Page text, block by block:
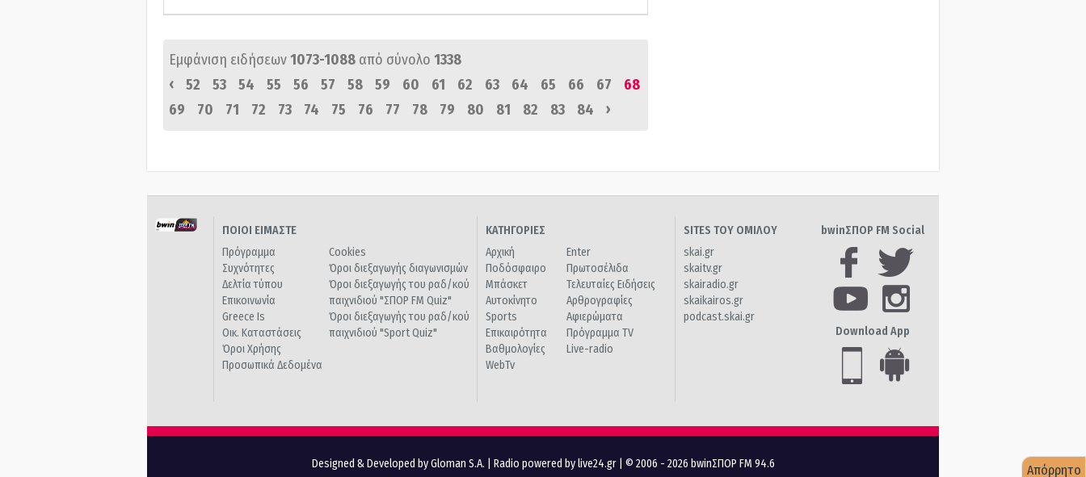
Εμφάνιση ειδήσεων1073-1088 από σύνολο 1338
‹
52 53 54 55 56 57 58 59 60 61 62 63 64 65 66 67
68
69
70 71 72 73 74 75 76 77 78 79 80 81 82 83 84 ›
ΠΟΙΟΙ ΕΙΜΑΣΤΕ
Πρόγραμμα
Συχνότητες
Δελτία τύπου
Επικοινωνία
Greece Is
Οικ. Καταστάσεις
Όροι Χρήσης
Προσωπικά Δεδομένα
Cookies
Όροι διεξαγωγής διαγωνισμών
Όροι διεξαγωγής του ραδ/κού
παιχνιδιού "ΣΠΟΡ FM Quiz"
Όροι διεξαγωγής του ραδ/κού
παιχνιδιού "Sport Quiz"
ΚΑΤΗΓΟΡΙΕΣ
Αρχική
Ποδόσφαιρο
Μπάσκετ
Αυτοκίνητο
Sports
Επικαιρότητα
Βαθμολογίες
WebTv
Enter
Πρωτοσέλιδα
Τελευταίες Ειδήσεις
Αρθρογραφίες
Αφιερώματα
Πρόγραμμα TV
Live-radio
SITES ΤΟΥ ΟΜΙΛΟΥ
skai.gr
skaitv.gr
skairadio.gr
skaikairos.gr
podcast.skai.gr
bwinΣΠΟΡ FM Social
Download App
Designed & Developed by Gloman S.A. Radio powered by live24.gr | © 2006 - 2026 bwinΣΠΟΡ FM 94.6 Απόρρητο